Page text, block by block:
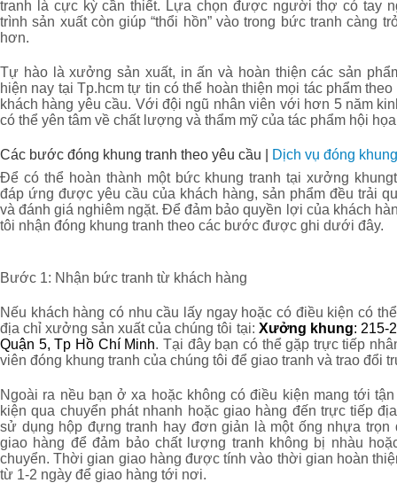
tranh là cực kỳ cần thiết. Lựa chọn được người thợ có tay
trình sản xuất còn giúp “thổi hồn” vào trong bức tranh càng
hơn.
Tự hào là xưởng sản xuất, in ấn và hoàn thiện các sản
hiện nay tại Tp.hcm tự tin có thể hoàn thiện mọi tác phẩm
khách hàng yêu cầu. Với đội ngũ nhân viên với hơn 5 năm
có thể yên tâm về chất lượng và thẩm mỹ của tác phẩm hội
Các bước đóng khung tranh theo yêu cầu |
Dịch vụ đóng
Để có thể hoàn thành một bức khung tranh tại xưởng
đáp ứng được yêu cầu của khách hàng, sản phẩm đều trải
và đánh giá nghiêm ngặt. Để đảm bảo quyền lợi của khách
tôi nhận đóng khung tranh theo các bước được ghi dưới đây.
Bước 1: Nhận bức tranh từ khách hàng
Nếu khách hàng có nhu cầu lấy ngay hoặc có điều kiện có
địa chỉ xưởng sản xuất của chúng tôi tại: Xưởng khung: 215-
Quận 5, Tp Hồ Chí Minh. Tại đây bạn có thể gặp trực tiếp
viên đóng khung tranh của chúng tôi để giao tranh và trao đổi
Ngoài ra nều bạn ở xa hoặc không có điều kiện mang tới
kiện qua chuyển phát nhanh hoặc giao hàng đến trực tiếp
sử dụng hộp đựng tranh hay đơn giản là một ống nhựa
giao hàng để đảm bảo chất lượng tranh không bị nhàu
chuyển. Thời gian giao hàng được tính vào thời gian hoàn
từ 1-2 ngày để giao hàng tới nơi.